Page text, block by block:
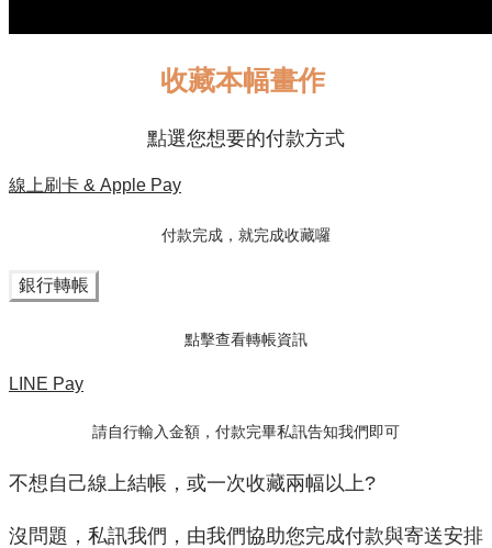
收藏本幅畫作
點選您想要的付款方式
線上刷卡 & Apple Pay
付款完成，就完成收藏囉
銀行轉帳
點擊查看轉帳資訊
LINE Pay
請自行輸入金額，付款完畢私訊告知我們即可
不想自己線上結帳，或一次收藏兩幅以上?
沒問題，私訊我們，由我們協助您完成付款與寄送安排